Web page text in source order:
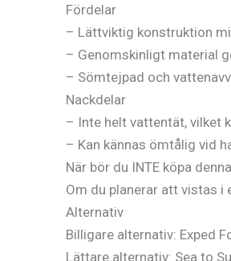
Fördelar
– Lättviktig konstruktion
– Genomskinligt material
– Sömtejpad och
Nackdelar
– Inte helt vattentät, vilket
– Kan kännas ömtålig vid
När bör du INTE köpa
Om du planerar att vistas i
Alternativ
Billigare alternativ: Exped
Lättare alternativ: Sea to